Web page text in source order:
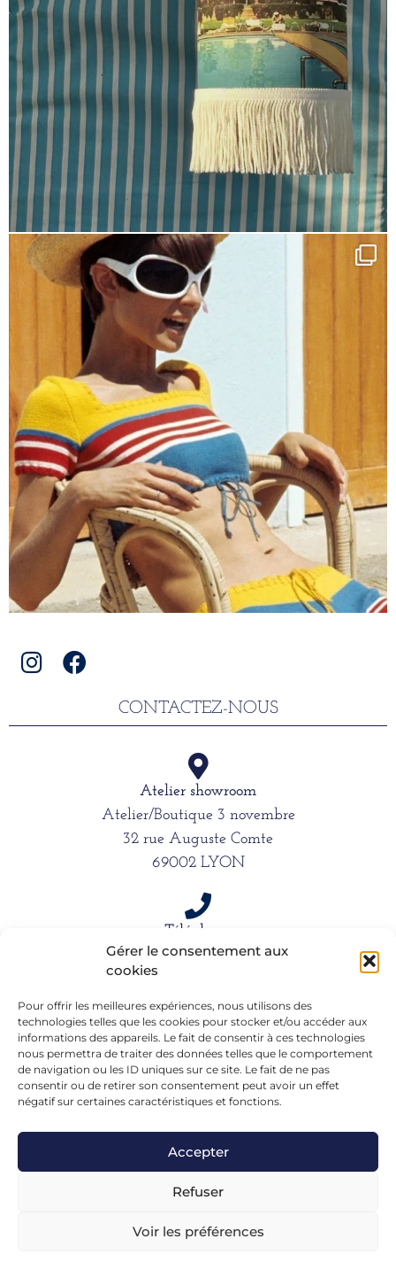
Gérer le consentement aux
cookies
Pour offrir les meilleures expériences, nous utilisons des
technologies telles que les cookies pour stocker et/ou accéder aux
informations des appareils. Le fait de consentir à ces technologies
nous permettra de traiter des données telles que le comportement
de navigation ou les ID uniques sur ce site. Le fait de ne pas
consentir ou de retirer son consentement peut avoir un effet
négatif sur certaines caractéristiques et fonctions.
Accepter
Refuser
Voir les préférences
CONTACTEZ-NOUS
Atelier showroom
Atelier/Boutique 3 novembre
32 rue Auguste Comte
69002 LYON
Téléphone
06 15 61 39 66
Mail
alexandra.dargentre@sfr.fr
Mentions légales– Réalisé en formation chez